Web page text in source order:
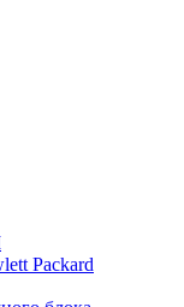
Packard